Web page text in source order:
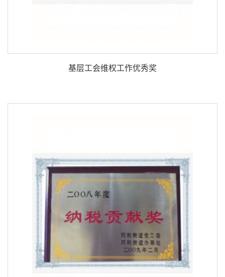
基层工会维权工作优秀奖